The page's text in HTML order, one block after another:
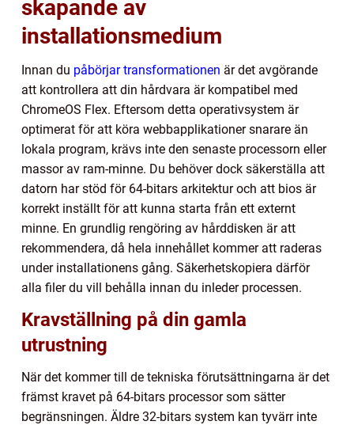
skapande av
installationsmedium
Innan du påbörjar transformationen är det avgörande
att kontrollera att din hårdvara är kompatibel med
ChromeOS Flex. Eftersom detta operativsystem är
optimerat för att köra webbapplikationer snarare än
lokala program, krävs inte den senaste processorn eller
massor av ram-minne. Du behöver dock säkerställa att
datorn har stöd för 64-bitars arkitektur och att bios är
korrekt inställt för att kunna starta från ett externt
minne. En grundlig rengöring av hårddisken är att
rekommendera, då hela innehållet kommer att raderas
under installationens gång. Säkerhetskopiera därför
alla filer du vill behålla innan du inleder processen.
Kravställning på din gamla
utrustning
När det kommer till de tekniska förutsättningarna är det
främst kravet på 64-bitars processor som sätter
begränsningen. Äldre 32-bitars system kan tyvärr inte